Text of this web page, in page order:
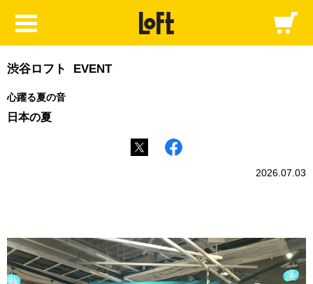
渋谷ロフト EVENT
心躍る夏の音
日本の夏
2026.07.03